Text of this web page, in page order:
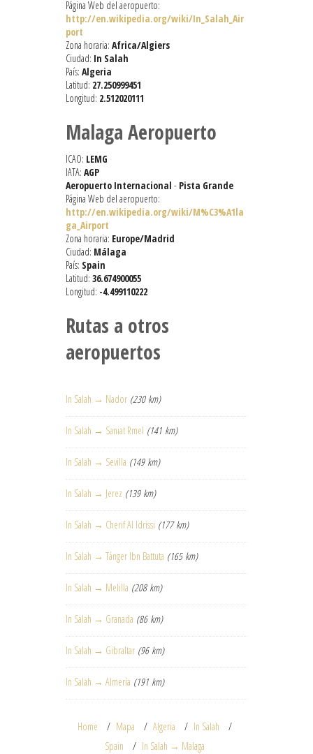
Página Web del aeropuerto:
http://en.wikipedia.org/wiki/In_Salah_Air
port
Zona horaria: Africa/Algiers
Ciudad: In Salah
País: Algeria
Latitud: 27.250999451
Longitud: 2.512020111
Malaga Aeropuerto
ICAO: LEMG
IATA: AGP
Aeropuerto Internacional - Pista Grande
Página Web del aeropuerto:
http://en.wikipedia.org/wiki/M%C3%A1la
ga_Airport
Zona horaria: Europe/Madrid
Ciudad: Málaga
País: Spain
Latitud: 36.674900055
Longitud: -4.499110222
Rutas a otros
aeropuertos
In Salah → Nador (230 km)
In Salah → Saniat Rmel (141 km)
In Salah → Sevilla (149 km)
In Salah → Jerez (139 km)
In Salah → Cherif Al Idrissi (177 km)
In Salah → Tánger Ibn Battuta (165 km)
In Salah → Melilla (208 km)
In Salah → Granada (86 km)
In Salah → Gibraltar (96 km)
In Salah → Almería (191 km)
Home Mapa Algeria
In Salah
Spain
In Salah → Malaga